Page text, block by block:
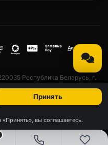
Республика Беларусь, г.
о государственной
выдано Минским
реестре РБ № 530742
вы соглашаетесь.
Принять